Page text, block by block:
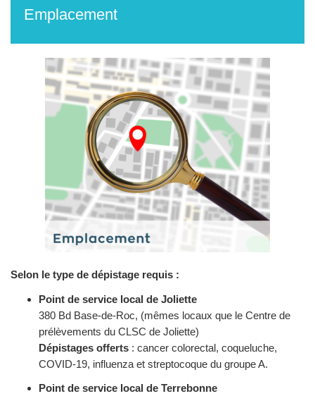
Emplacement
Selon le type de dépistage requis :
Point de service local de Joliette
380 Bd Base-de-Roc, (mêmes locaux que le Centre de
prélèvements du CLSC de Joliette)
Dépistages offerts : cancer colorectal, coqueluche,
COVID-19, influenza et streptocoque du groupe A.
Point de service local de Terrebonne